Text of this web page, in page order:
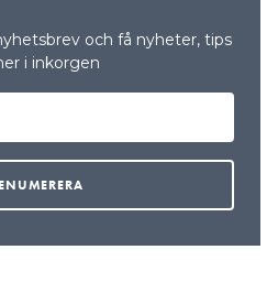
och få nyheter, tips
i inkorgen